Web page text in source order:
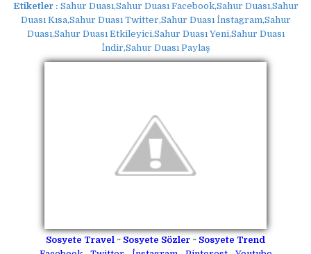
Etiketler : Sahur Duası,Sahur Duası Facebook,Sahur Duası,Sahur
Duası Kısa,Sahur Duası Twitter,Sahur Duası İnstagram,Sahur
Duası,Sahur Duası Etkileyici,Sahur Duası Yeni,Sahur Duası
İndir,Sahur Duası Paylaş
Sosyete Travel ~ Sosyete Sözler ~ Sosyete Trend